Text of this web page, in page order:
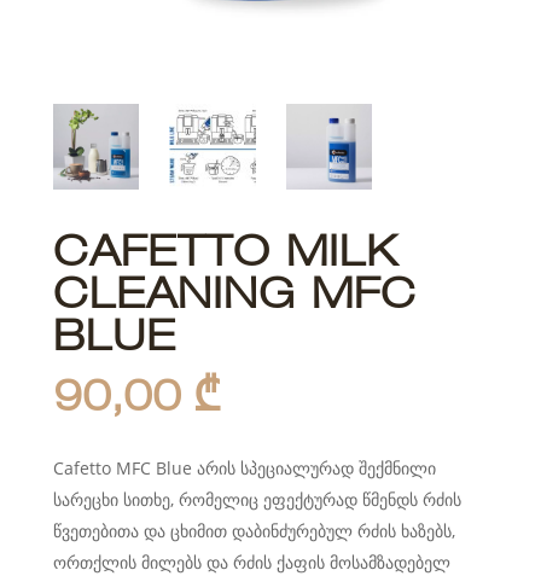
CAFETTO MILK
CLEANING MFC
BLUE
90,00 ₾
Cafetto MFC Blue არის სპეციალურად შექმნილი
სარეცხი სითხე, რომელიც ეფექტურად წმენდს რძის
წვეთებითა და ცხიმით დაბინძურებულ რძის ხაზებს,
ორთქლის მილებს და რძის ქაფის მოსამზადებელ